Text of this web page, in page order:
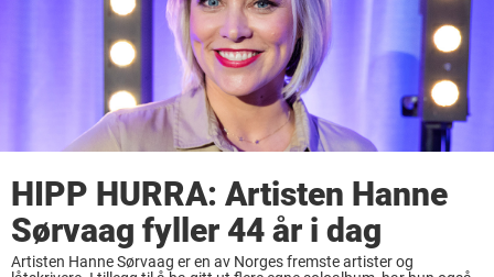
HIPP HURRA: Artisten Hanne
Sørvaag fyller 44 år i dag
Artisten Hanne Sørvaag er en av Norges fremste artister og